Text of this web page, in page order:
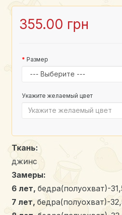
355.00 грн
Размер
Укажите желаемый цвет
Ткань:
джинс
Замеры:
6 лет, бедра(полуохват)-
7 лет, бедра(полуохват)-